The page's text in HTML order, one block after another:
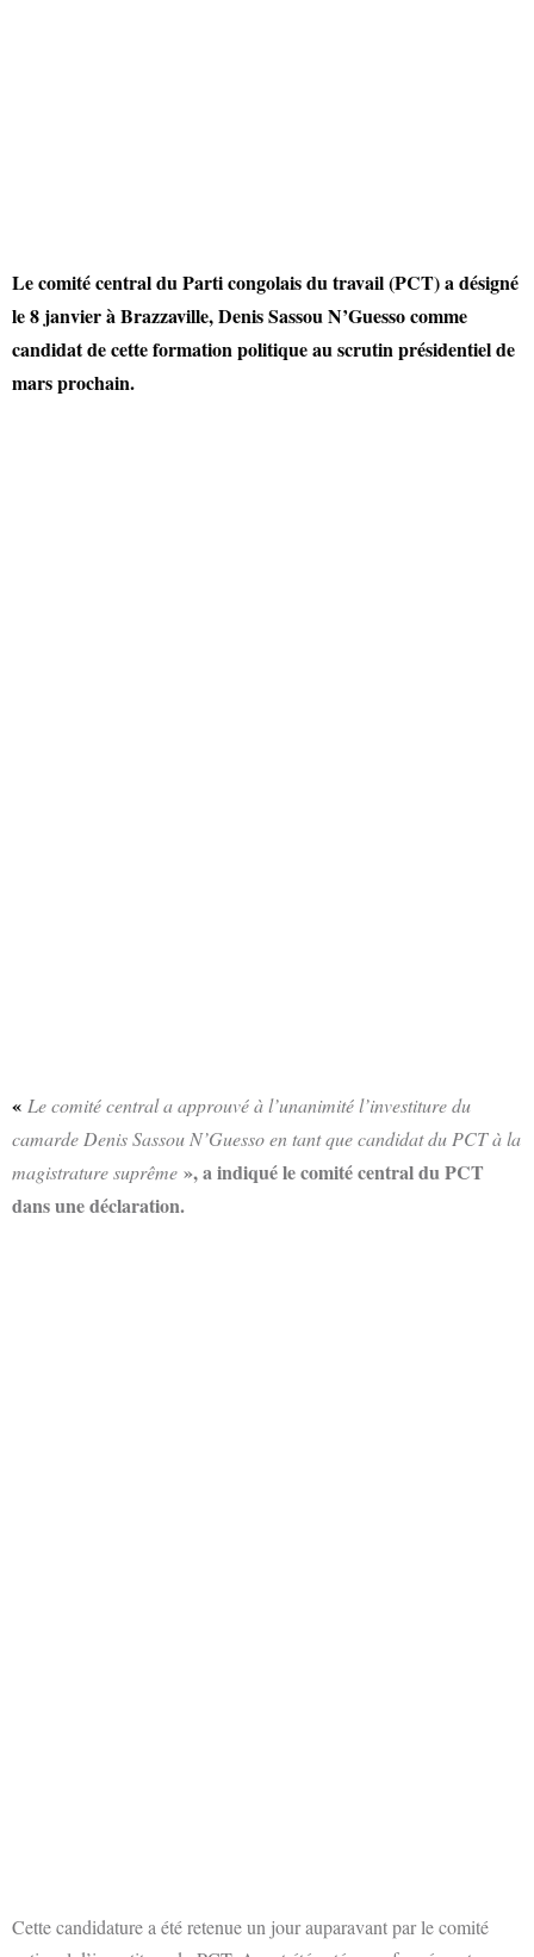
Le comité central du Parti congolais du travail (PCT) a désigné
le 8 janvier à Brazzaville, Denis Sassou N’Guesso comme
candidat de cette formation politique au scrutin présidentiel de
mars prochain.
« Le comité central a approuvé à l’unanimité l’investiture du
camarde Denis Sassou N’Guesso en tant que candidat du PCT à la
magistrature suprême », a indiqué le comité central du PCT
dans une déclaration.
Cette candidature a été retenue un jour auparavant par le comité